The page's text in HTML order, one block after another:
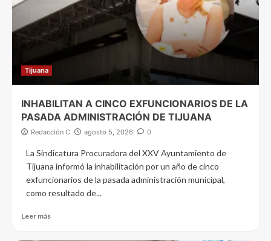
Tijuana
INHABILITAN A CINCO EXFUNCIONARIOS DE LA
PASADA ADMINISTRACIÓN DE TIJUANA
Redacción C agosto 5, 2026 0
La Sindicatura Procuradora del XXV Ayuntamiento de
Tijuana informó la inhabilitación por un año de cinco
exfuncionarios de la pasada administración municipal,
como resultado de...
Leer más